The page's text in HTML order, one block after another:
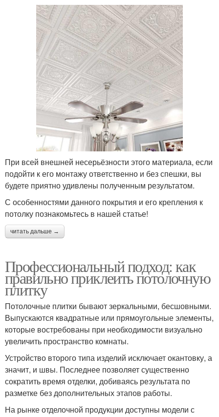
При всей внешней несерьёзности этого материала, если
подойти к его монтажу ответственно и без спешки, вы
будете приятно удивлены полученным результатом.
С особенностями данного покрытия и его крепления к
потолку познакомьтесь в нашей статье!
читать дальше →
Профессиональный подход: как
правильно приклеить потолочную
плитку
Потолочные плитки бывают зеркальными, бесшовными.
Выпускаются квадратные или прямоугольные элементы,
которые востребованы при необходимости визуально
увеличить пространство комнаты.
Устройство второго типа изделий исключает окантовку, а
значит, и швы. Последнее позволяет существенно
сократить время отделки, добиваясь результата по
разметке без дополнительных этапов работы.
На рынке отделочной продукции доступны модели с